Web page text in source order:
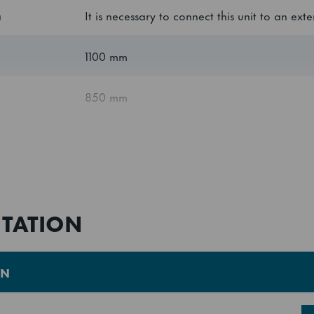
It is necessary to connect this unit to an
1100 mm
850 mm
Rational type SCC 201